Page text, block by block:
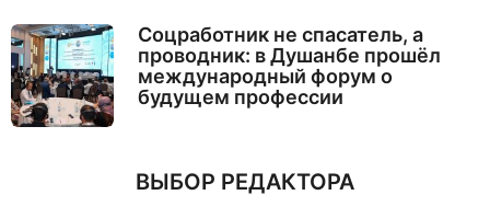
Соцработник не спасатель, а
проводник: в Душанбе прошёл
международный форум о
будущем профессии
ВЫБОР РЕДАКТОРА